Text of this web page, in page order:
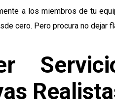
a los miembros de tu
cero. Pero procura no dejar